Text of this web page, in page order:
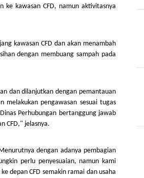
kawasan CFD, namun aktivitasnya
kawasan CFD dan akan menambah
dengan membuang sampah pada
dan dilanjutkan dengan pemantauan
melakukan pengawasan sesuai tugas
Perhubungan bertanggung jawab
CFD," jelasnya.
dengan adanya pembagian
perlu penyesuaian, namun kami
depan CFD semakin ramai dan usaha